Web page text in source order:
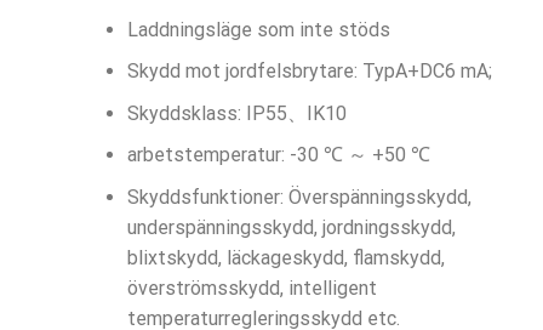
Laddningsläge som inte stöds
Skydd mot jordfelsbrytare: TypA+DC6 mA;
Skyddsklass: IP55、IK10
arbetstemperatur: -30 ℃ ～ +50 ℃
Skyddsfunktioner: Överspänningsskydd,
underspänningsskydd, jordningsskydd,
blixtskydd, läckageskydd, flamskydd,
överströmsskydd, intelligent
temperaturregleringsskydd etc.